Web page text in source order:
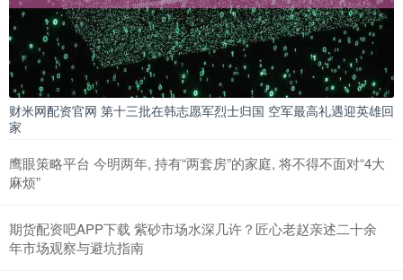
财米网配资官网 第十三批在韩志愿军烈士归国 空军最高礼遇迎英雄回
家
鹰眼策略平台 今明两年, 持有“两套房”的家庭, 将不得不面对“4大
麻烦”
期货配资吧APP下载 紫砂市场水深几许？匠心老赵亲述二十余
年市场观察与避坑指南